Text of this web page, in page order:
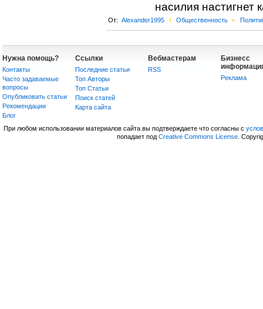
насилия настигнет
От: Alexander1995 l Общественность >
Нужна помощь?
Контакты
Часто задаваемые
вопросы
Опубликовать статьи
Рекомендации
Блог
Ссылки
Последние статьи
Топ Авторы
Топ Статьи
Поиск статей
Карта сайта
Вебмастерам
RSS
Бизнесс
Реклама
При любом использовании материалов сайта вы подтверждаете что согласны с
попадает под Creative Commons License.